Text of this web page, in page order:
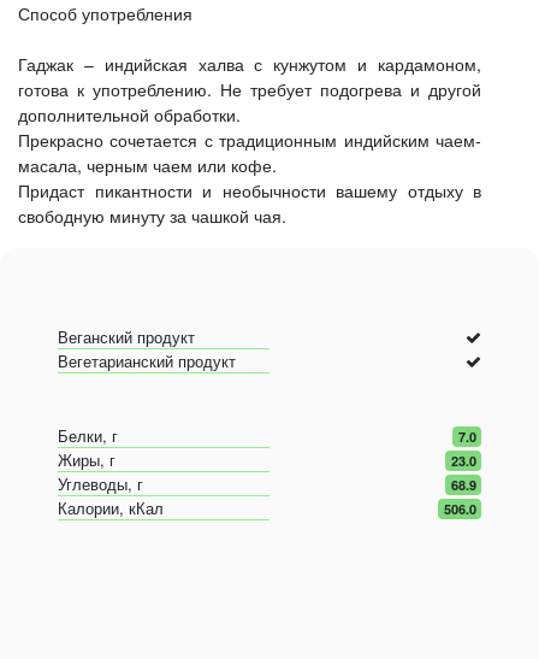
Способ употребления
Гаджак – индийская халва с кунжутом и кардамоном,
готова к употреблению. Не требует подогрева и другой
дополнительной обработки.
Прекрасно сочетается с традиционным индийским чаем-
масала, черным чаем или кофе.
Придаст пикантности и необычности вашему отдыху в
свободную минуту за чашкой чая.
Веганский продукт
Вегетарианский продукт
Белки, г 7.0
Жиры, г 23.0
Углеводы, г 68.9
Калории, кКал 506.0